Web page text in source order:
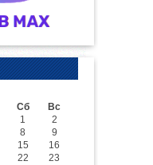
Сб
Вс
1
2
8
9
15
16
22
23